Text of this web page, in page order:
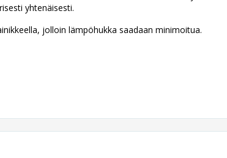
yhtenäisesti.
jolloin lämpöhukka saadaan minimoitua.